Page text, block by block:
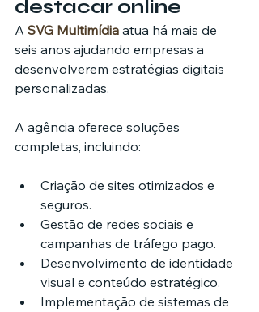
destacar online
A SVG Multimídia atua há mais de
seis anos ajudando empresas a
desenvolverem estratégias digitais
personalizadas.
A agência oferece soluções
completas, incluindo:
Criação de sites otimizados e
seguros.
Gestão de redes sociais e
campanhas de tráfego pago.
Desenvolvimento de identidade
visual e conteúdo estratégico.
Implementação de sistemas de